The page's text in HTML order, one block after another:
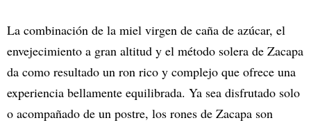
La combinación de la miel virgen de caña de azúcar, el
envejecimiento a gran altitud y el método solera de Zacapa
da como resultado un ron rico y complejo que ofrece una
experiencia bellamente equilibrada. Ya sea disfrutado solo
o acompañado de un postre, los rones de Zacapa son